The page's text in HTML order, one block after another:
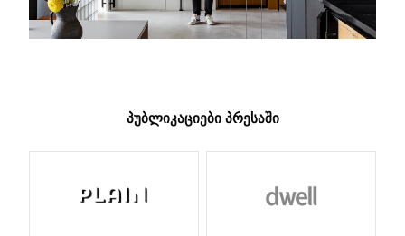
ᲞᲣᲑᲚᲘᲙᲐᲪᲘᲔᲑᲘ ᲞᲠᲔᲡᲐᲨᲘ